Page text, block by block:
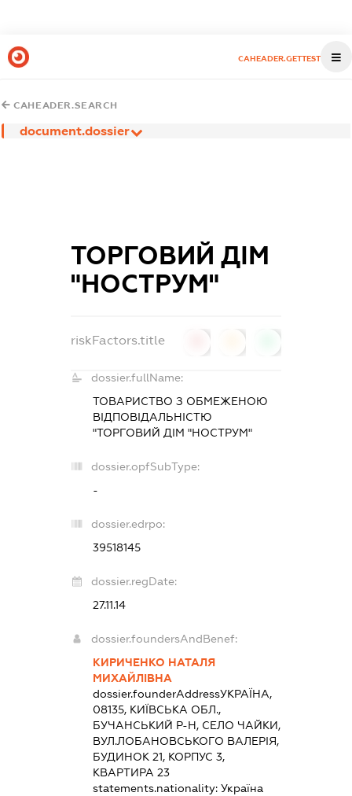
CAHEADER.GETTEST
CAHEADER.SEARCH
document.dossier
ТОРГОВИЙ ДІМ
"НОСТРУМ"
riskFactors.title
dossier.fullName:
ТОВАРИСТВО З ОБМЕЖЕНОЮ
ВІДПОВІДАЛЬНІСТЮ
"ТОРГОВИЙ ДІМ "НОСТРУМ"
dossier.opfSubType:
-
dossier.edrpo:
39518145
dossier.regDate:
27.11.14
dossier.foundersAndBenef:
КИРИЧЕНКО НАТАЛЯ
МИХАЙЛІВНА
dossier.founderAddressУКРАЇНА,
08135, КИЇВСЬКА ОБЛ.,
БУЧАНСЬКИЙ Р-Н, СЕЛО ЧАЙКИ,
ВУЛ.ЛОБАНОВСЬКОГО ВАЛЕРІЯ,
БУДИНОК 21, КОРПУС 3,
КВАРТИРА 23
statements.nationality: Україна